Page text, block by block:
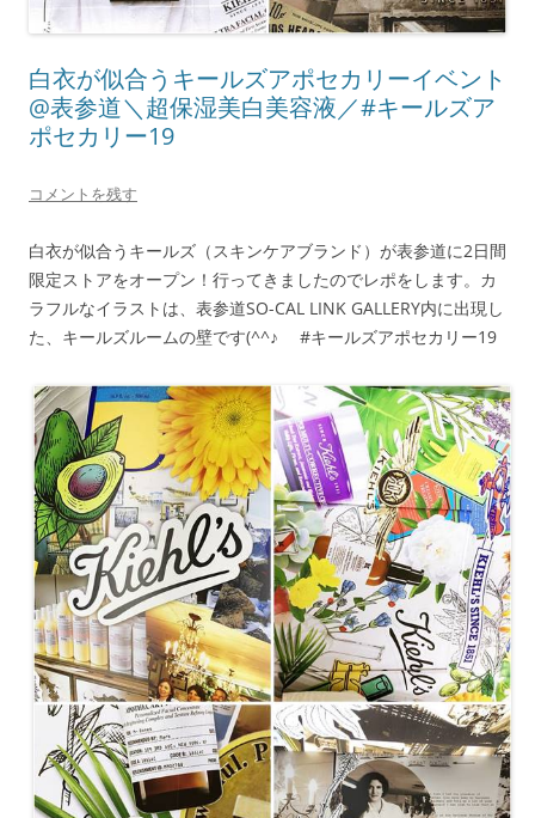
白衣が似合うキールズアポセカリーイベント
@表参道＼超保湿美白美容液／#キールズア
ポセカリー19
コメントを残す
白衣が似合うキールズ（スキンケアブランド）が表参道に2日間
限定ストアをオープン！行ってきましたのでレポをします。カ
ラフルなイラストは、表参道SO-CAL LINK GALLERY内に出現し
た、キールズルームの壁です(^^♪ #キールズアポセカリー19